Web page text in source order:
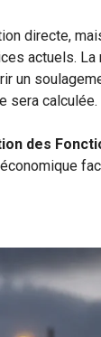
directe,
actuels.
un
sera calculée.
des